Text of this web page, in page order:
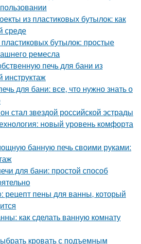
из пластиковых бутылок: как
среде
бутылок: простые
ремесла
печь для бани из
инструктаж
для бани: все, что нужно знать о
стал звездой российской эстрады
новый уровень комфорта
банную печь своими руками:
для бани: простой способ
рецепт пены для ванны, который
как сделать ванную комнату
кровать с подъемным